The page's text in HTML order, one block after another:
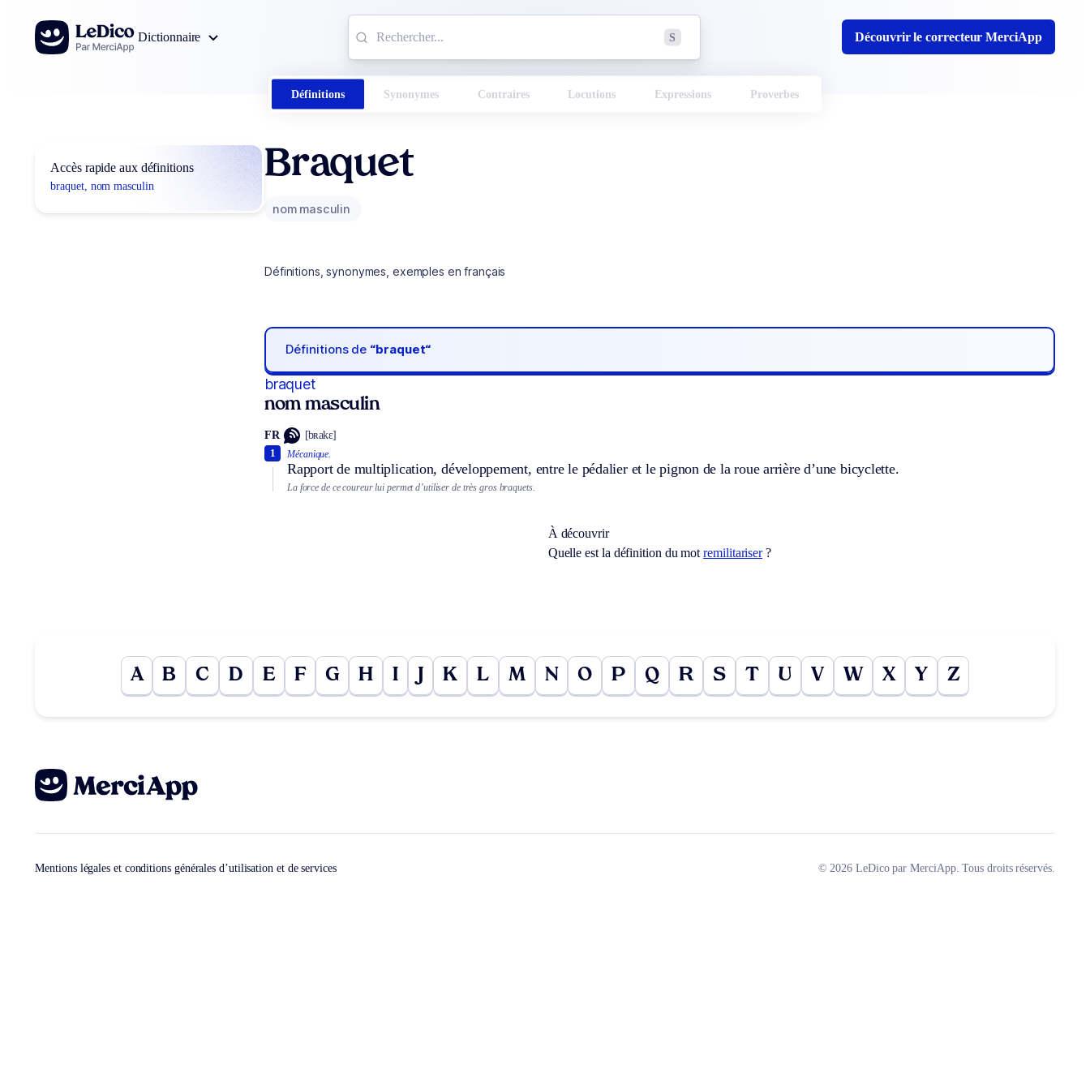
Aller au contenu
Dictionnaire
S Découvrir le correcteur MerciApp
Définitions Synonymes Contraires Locutions Expressions Proverbes
Accès rapide aux définitions
braquet, nom masculin
Braquet
nom masculin
Définitions, synonymes, exemples en français
Définitions de “braquet“
braquet
nom masculin
FR [bʀakɛ]
Mécanique.
Rapport de multiplication, développement, entre le pédalier et le pignon de la roue arrière d’une bicyclette.
1
La force de ce coureur lui permet d’utiliser de très gros braquets.
À découvrir
Quelle est la définition du motremilitariser?
A B C D E F G H I J K L M N O P Q R S T U V W X Y Z
Mentions légales et conditions générales d’utilisation et de services © 2026 LeDico par MerciApp. Tous droits réservés.